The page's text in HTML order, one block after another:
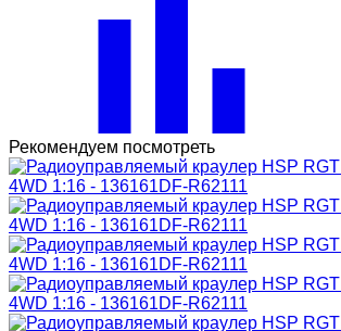
Рекомендуем посмотреть